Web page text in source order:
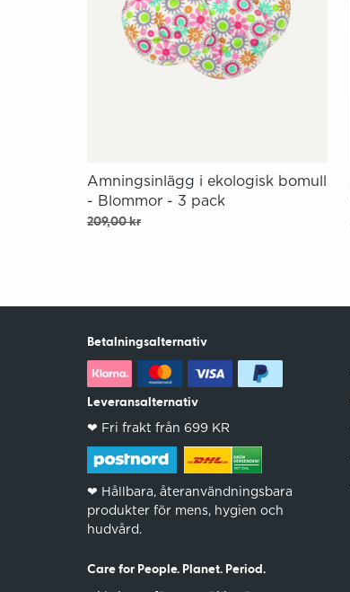
Amningsinlägg i ekologisk bomull
- Blommor - 3 pack
209,00 kr
Betalningsalternativ
Leveransalternativ
❤︎ Fri frakt från 699 KR
❤︎ Hållbara, återanvändningsbara
produkter för mens, hygien och
hudvård.
Care for People. Planet. Period.